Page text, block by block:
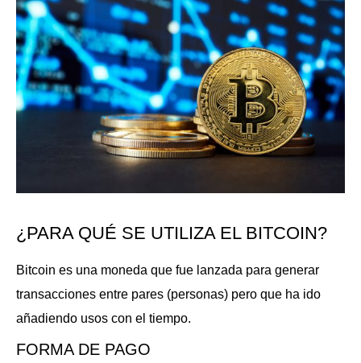
¿PARA QUÉ SE UTILIZA EL BITCOIN?
Bitcoin es una moneda que fue lanzada para generar
transacciones entre pares (personas) pero que ha ido
añadiendo usos con el tiempo.
FORMA DE PAGO